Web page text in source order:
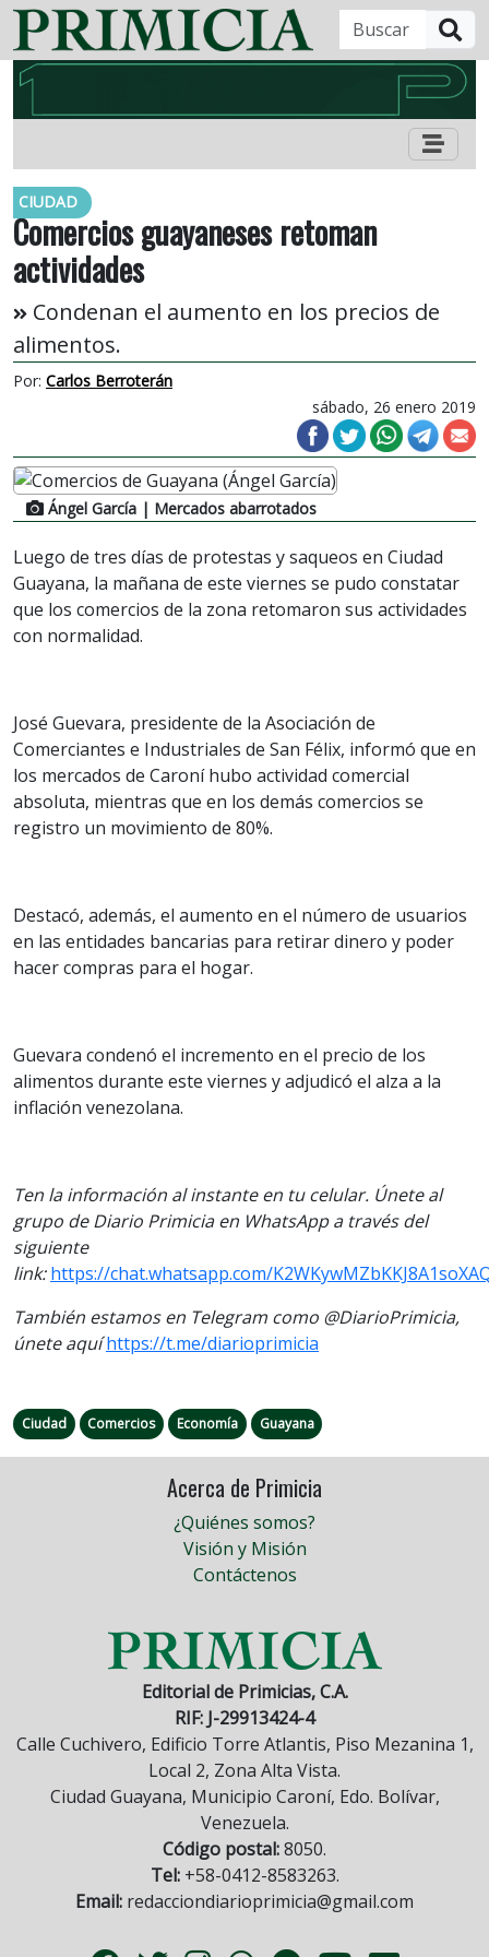
CIUDAD
Comercios guayaneses retoman
actividades
Condenan el aumento en los precios de
alimentos.
Por: Carlos Berroterán
sábado, 26 enero 2019
Ángel García | Mercados abarrotados
Luego de tres días de protestas y saqueos en Ciudad
Guayana, la mañana de este viernes se pudo constatar
que los comercios de la zona retomaron sus actividades
con normalidad.
José Guevara, presidente de la Asociación de
Comerciantes e Industriales de San Félix, informó que en
los mercados de Caroní hubo actividad comercial
absoluta, mientras que en los demás comercios se
registro un movimiento de 80%.
Destacó, además, el aumento en el número de usuarios
en las entidades bancarias para retirar dinero y poder
hacer compras para el hogar.
Guevara condenó el incremento en el precio de los
alimentos durante este viernes y adjudicó el alza a la
inflación venezolana.
Ten la información al instante en tu celular. Únete al
grupo de Diario Primicia en WhatsApp a través del
siguiente
link:https://chat.whatsapp.com/
También estamos en Telegram como @DiarioPrimicia,
únete aquí https://t.me/diarioprimicia
Ciudad Comercios Economía Guayana
Acerca de Primicia
¿Quiénes somos?
Visión y Misión
Contáctenos
Editorial de Primicias, C.A.
RIF: J-29913424-4
Calle Cuchivero, Edificio Torre Atlantis, Piso Mezanina 1,
Local 2, Zona Alta Vista.
Ciudad Guayana, Municipio Caroní, Edo. Bolívar,
Venezuela.
Código postal:8050.
Tel:+58-0412-8583263.
Email: redacciondiarioprimicia@gmail.com